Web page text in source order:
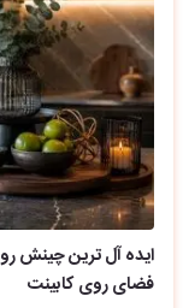
ایده آل ترین چینش
فضای روی کابینت